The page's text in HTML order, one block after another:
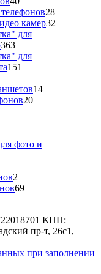
товаров
2828
товаров
камер32
для
363363
товара
для
151
1414
2020
фото и
2
товара
6969
КПП:
пр-т, 26с1,
при заполнении